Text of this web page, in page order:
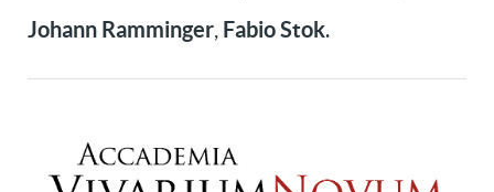
Johann Ramminger, Fabio Stok.